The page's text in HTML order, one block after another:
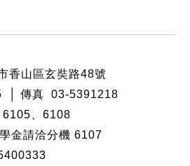
香山區玄奘路48號
│ 傳真 03-5391218
6105
6108
金請洽分機 6107